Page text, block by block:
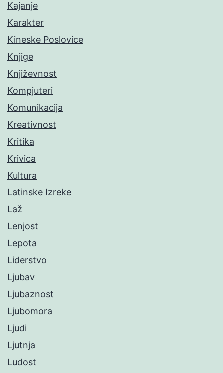
Kajanje
Karakter
Kineske Poslovice
Knjige
Književnost
Kompjuteri
Komunikacija
Kreativnost
Kritika
Krivica
Kultura
Latinske Izreke
Laž
Lenjost
Lepota
Liderstvo
Ljubav
Ljubaznost
Ljubomora
Ljudi
Ljutnja
Ludost